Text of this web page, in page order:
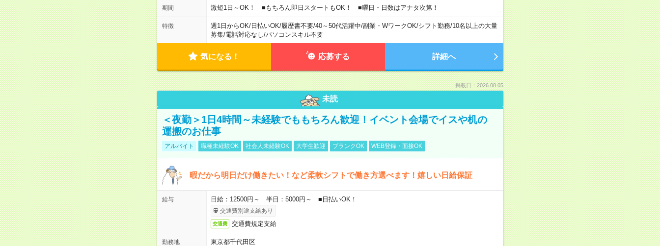
期間 激短1日～OK！ ■もちろん即日スタートもOK！ ■曜日・日数はアナタ次第！
特徴 週1日からOK/日払いOK/履歴書不要/40～50代活躍中/副業・WワークOK/シフト勤務/10名以上の大量
募集/電話対応なし/パソコンスキル不要
気になる！ 応募する 詳細へ
掲載日：2026.08.05
未読
＜夜勤＞1日4時間～未経験でももちろん歓迎！イベント会場でイスや机の
運搬のお仕事
アルバイト 職種未経験OK 社会人未経験OK 大学生歓迎 ブランクOK WEB登録・面接OK
暇だから明日だけ働きたい！など柔軟シフトで働き方選べます！嬉しい日給保証
給与 日給：12500円～ 半日：5000円～ ■日払いOK！
交通費別途支給あり
交通費 交通費規定支給
勤務地
東京都千代田区